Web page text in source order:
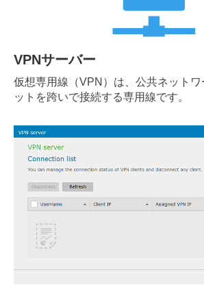
VPNサーバー
仮想専用線（VPN）は、公共ネット
ットを跨いで接続する専用線です。